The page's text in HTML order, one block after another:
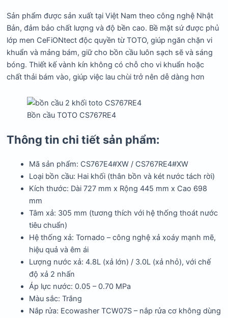
Sản phẩm được sản xuất tại Việt Nam theo công nghệ Nhật
Bản, đảm bảo chất lượng và độ bền cao. Bề mặt sứ được phủ
lớp men CeFiONtect độc quyền từ TOTO, giúp ngăn chặn vi
khuẩn và mảng bám, giữ cho bồn cầu luôn sạch sẽ và sáng
bóng. Thiết kế vành kín không có chỗ cho vi khuẩn hoặc
chất thải bám vào, giúp việc lau chùi trở nên dễ dàng hơn
Bồn cầu TOTO CS767RE4
Thông tin chi tiết sản phẩm:
Mã sản phẩm: CS767E4#XW / CS767RE4#XW
Loại bồn cầu: Hai khối (thân bồn và két nước tách rời)
Kích thước: Dài 727 mm x Rộng 445 mm x Cao 698
mm
Tâm xả: 305 mm (tương thích với hệ thống thoát nước
tiêu chuẩn)
Hệ thống xả: Tornado – công nghệ xả xoáy mạnh mẽ,
hiệu quả và êm ái
Lượng nước xả: 4.8L (xả lớn) / 3.0L (xả nhỏ), với chế
độ xả 2 nhấn
Áp lực nước: 0.05 – 0.70 MPa
Màu sắc: Trắng
Nắp rửa: Ecowasher TCW07S – nắp rửa cơ không dùng